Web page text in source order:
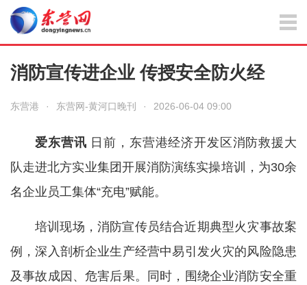
消防宣传进企业 传授安全防火经
东营港 · 东营网-黄河口晚刊 · 2026-06-04 09:00
爱东营讯 日前，东营港经济开发区消防救援大
队走进北方实业集团开展消防演练实操培训，为30余
名企业员工集体“充电”赋能。
培训现场，消防宣传员结合近期典型火灾事故案
例，深入剖析企业生产经营中易引发火灾的风险隐患
及事故成因、危害后果。同时，围绕企业消防安全重